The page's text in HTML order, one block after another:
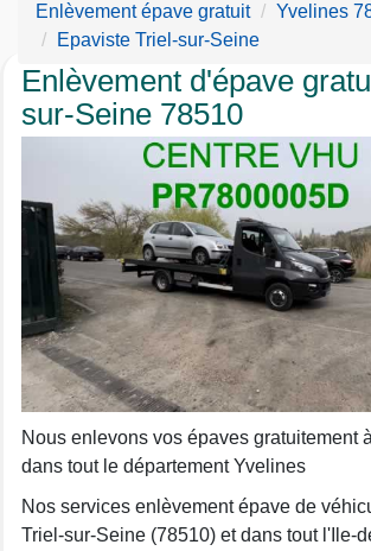
Enlèvement épave gratuit
Yvelines
Epaviste Triel-sur-Seine
Enlèvement d'épave
sur-Seine 78510
Nous enlevons vos épaves gratuitement
dans tout le département Yvelines
Nos services enlèvement épave de
Triel-sur-Seine (78510) et dans tout l'Ile-